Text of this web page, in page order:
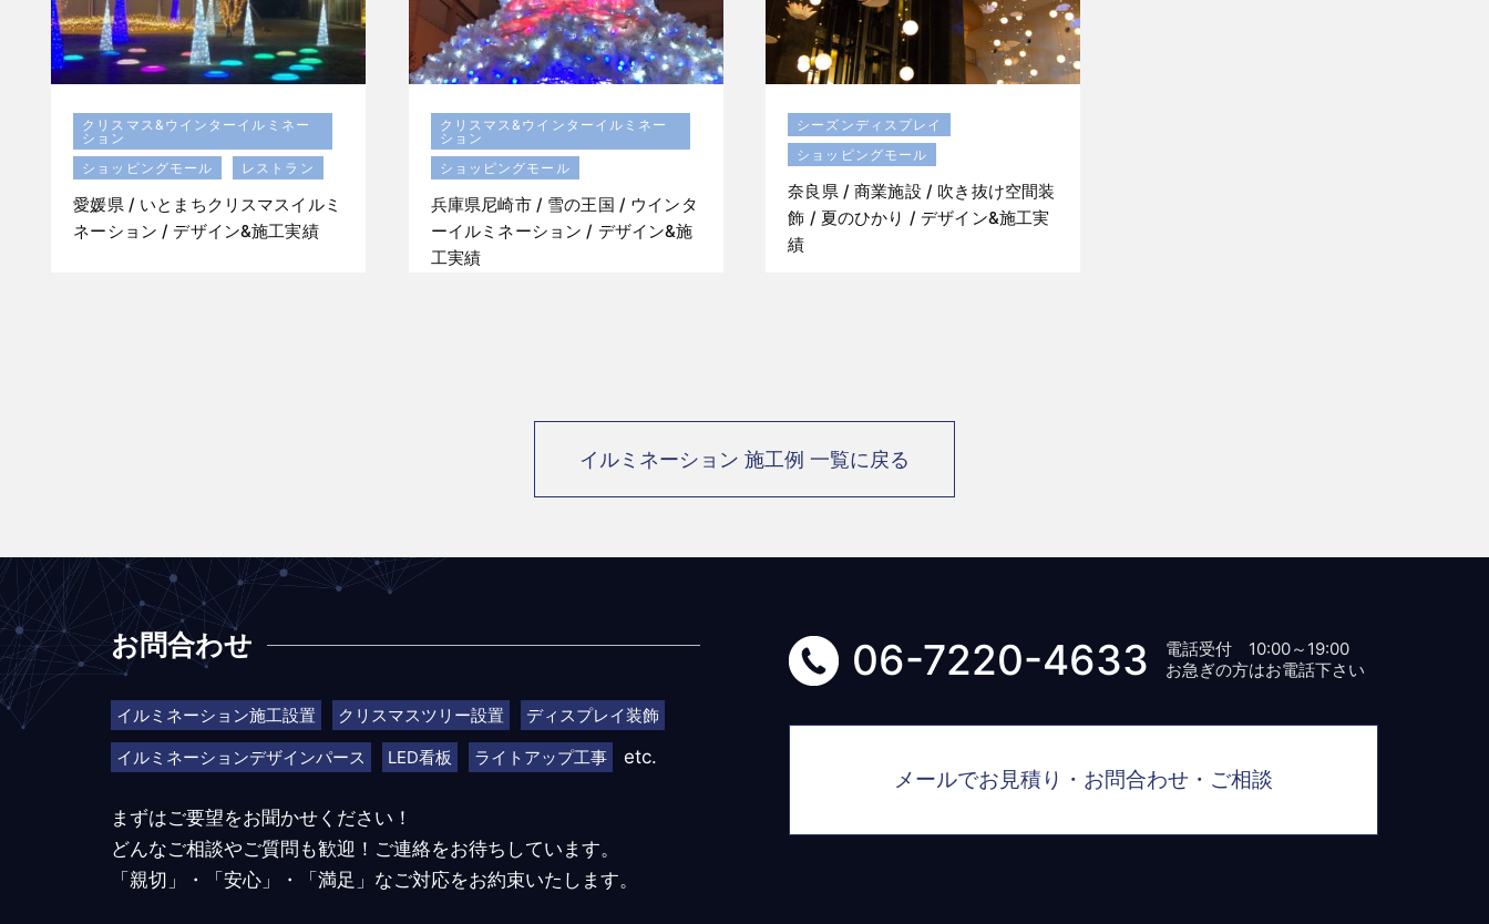
クリスマス&ウインターイルミネー
ション
ショッピングモール
レストラン
愛媛県 / いとまちクリスマスイルミ
ネーション / デザイン&施工実績
クリスマス&ウインターイルミネー
ション
ショッピングモール
兵庫県尼崎市 / 雪の王国 / ウインタ
ーイルミネーション / デザイン&施
工実績
シーズンディスプレイ
ショッピングモール
奈良県 / 商業施設 / 吹き抜け空間装
飾 / 夏のひかり / デザイン&施工実
績
イルミネーション 施工例 一覧に戻る
お問合わせ
イルミネーション施工設置 クリスマスツリー設置
ディスプレイ装飾
イルミネーションデザインパース
LED看板 ライトアップ工事 etc.
まずはご要望をお聞かせください！
どんなご相談やご質問も歓迎！ご連絡をお待ちしています。
「親切」・「安心」・「満足」なご対応をお約束いたします。
06-7220-4633
電話受付 10:00～19:00
お急ぎの方はお電話下さい
メールでお見積り・お問合わせ・ご相談